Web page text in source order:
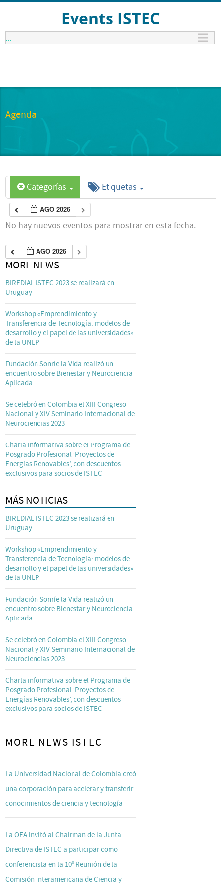
Events ISTEC
...
Agenda
Categorías Etiquetas
AGO 2026
No hay nuevos eventos para mostrar en esta fecha.
AGO 2026
MORE NEWS
BIREDIAL ISTEC 2023 se realizará en
Uruguay
Workshop «Emprendimiento y
Transferencia de Tecnología: modelos de
desarrollo y el papel de las universidades»
de la UNLP
Fundación Sonríe la Vida realizó un
encuentro sobre Bienestar y Neurociencia
Aplicada
Se celebró en Colombia el XIII Congreso
Nacional y XIV Seminario Internacional de
Neurociencias 2023
Charla informativa sobre el Programa de
Posgrado Profesional ‘Proyectos de
Energías Renovables’, con descuentos
exclusivos para socios de ISTEC
MÁS NOTICIAS
BIREDIAL ISTEC 2023 se realizará en
Uruguay
Workshop «Emprendimiento y
Transferencia de Tecnología: modelos de
desarrollo y el papel de las universidades»
de la UNLP
Fundación Sonríe la Vida realizó un
encuentro sobre Bienestar y Neurociencia
Aplicada
Se celebró en Colombia el XIII Congreso
Nacional y XIV Seminario Internacional de
Neurociencias 2023
Charla informativa sobre el Programa de
Posgrado Profesional ‘Proyectos de
Energías Renovables’, con descuentos
exclusivos para socios de ISTEC
MORE NEWS ISTEC
La Universidad Nacional de Colombia creó
una corporación para acelerar y transferir
conocimientos de ciencia y tecnología
La OEA invitó al Chairman de la Junta
Directiva de ISTEC a participar como
conferencista en la 10° Reunión de la
Comisión Interamericana de Ciencia y